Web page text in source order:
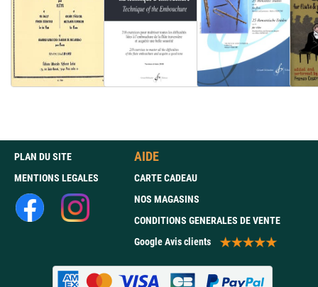
PLAN DU SITE
MENTIONS LEGALES
AIDE
CARTE CADEAU
NOS MAGASINS
CONDITIONS GENERALES DE VENTE
Google Avis clients